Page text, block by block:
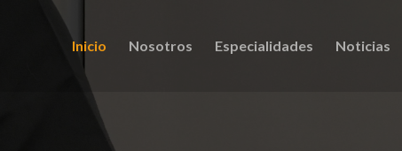
Inicio Nosotros Especialidades Noticias